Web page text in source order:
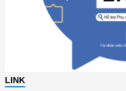
LINK